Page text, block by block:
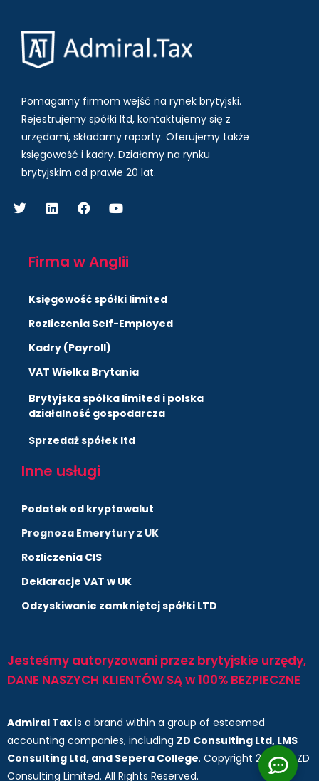
Pomagamy firmom wejść na rynek brytyjski.
Rejestrujemy spółki ltd, kontaktujemy się z
urzędami, składamy raporty. Oferujemy także
księgowość i kadry. Działamy na rynku
brytyjskim od prawie 20 lat.
Firma w Anglii
Księgowość spółki limited
Rozliczenia Self-Employed
Kadry (Payroll)
VAT Wielka Brytania
Brytyjska spółka limited i polska
działalność gospodarcza
Sprzedaż spółek ltd
Inne usługi
Podatek od kryptowalut
Prognoza Emerytury z UK
Rozliczenia CIS
Deklaracje VAT w UK
Odzyskiwanie zamkniętej spółki LTD
Jesteśmy autoryzowani przez brytyjskie urzędy,
DANE NASZYCH KLIENTÓW SĄ w 100% BEZPIECZNE
Admiral Tax is a brand within a group of esteemed
accounting companies, including ZD Consulting Ltd, LMS
Consulting Ltd, and Sepera College. Copyright 2025 by ZD
Consulting Limited. All Rights Reserved.